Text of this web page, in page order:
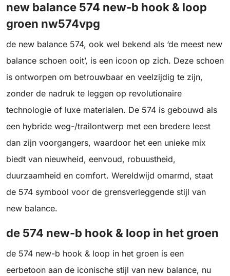
new balance 574 new-b hook & loop
groen nw574vpg
de new balance 574, ook wel bekend als ‘de meest new
balance schoen ooit’, is een icoon op zich. Deze schoen
is ontworpen om betrouwbaar en veelzijdig te zijn,
zonder de nadruk te leggen op revolutionaire
technologie of luxe materialen. De 574 is gebouwd als
een hybride weg-/trailontwerp met een bredere leest
dan zijn voorgangers, waardoor het een unieke mix
biedt van nieuwheid, eenvoud, robuustheid,
duurzaamheid en comfort. Wereldwijd omarmd, staat
de 574 symbool voor de grensverleggende stijl van
new balance.
de 574 new-b hook & loop in het groen
de 574 new-b hook & loop in het groen is een
eerbetoon aan de iconische stijl van new balance, nu